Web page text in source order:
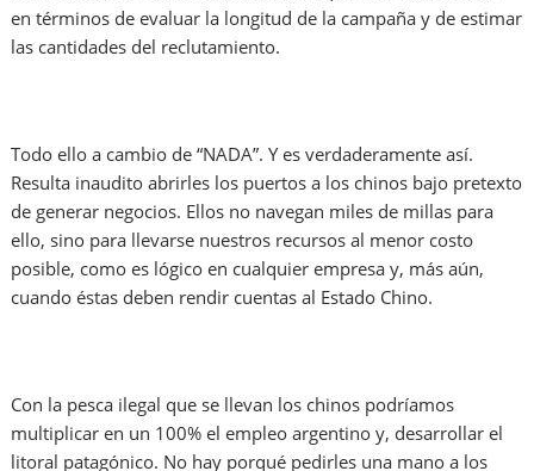
en términos de evaluar la longitud de la campaña y de estimar
las cantidades del reclutamiento.
Todo ello a cambio de “NADA”. Y es verdaderamente así.
Resulta inaudito abrirles los puertos a los chinos bajo pretexto
de generar negocios. Ellos no navegan miles de millas para
ello, sino para llevarse nuestros recursos al menor costo
posible, como es lógico en cualquier empresa y, más aún,
cuando éstas deben rendir cuentas al Estado Chino.
Con la pesca ilegal que se llevan los chinos podríamos
multiplicar en un 100% el empleo argentino y, desarrollar el
litoral patagónico. No hay porqué pedirles una mano a los